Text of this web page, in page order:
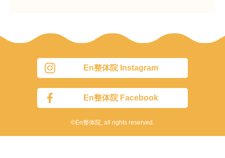
©En整体院, all rights reserved.
En整体院 Instagram
En整体院 Facebook